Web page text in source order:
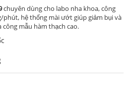
chuyên dùng cho labo nha khoa, công
phút, hệ thống mài ướt giúp giảm bụi và
công mẫu hàm thạch cao.